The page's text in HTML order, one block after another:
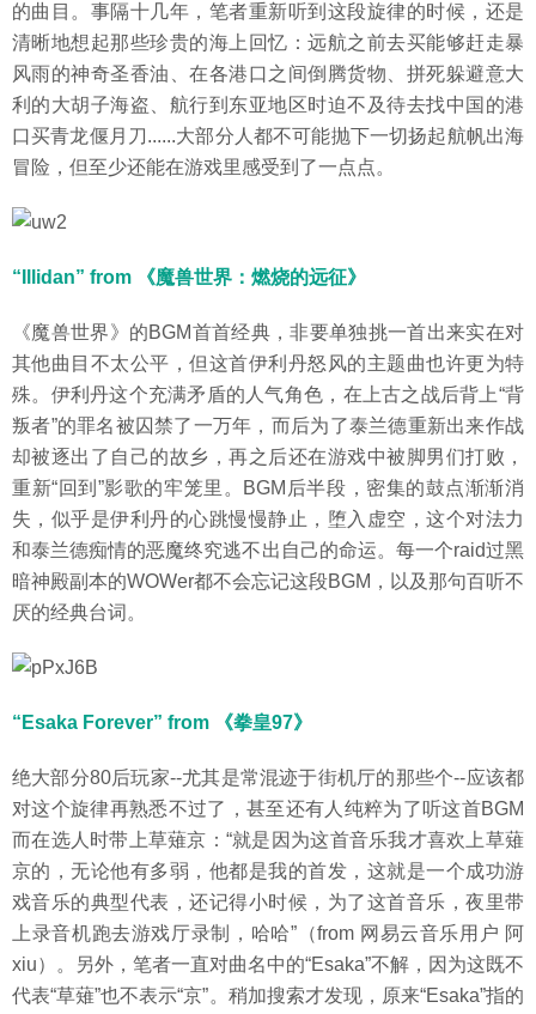
的曲目。事隔十几年，笔者重新听到这段旋律的时候，还是
清晰地想起那些珍贵的海上回忆：远航之前去买能够赶走暴
风雨的神奇圣香油、在各港口之间倒腾货物、拼死躲避意大
利的大胡子海盗、航行到东亚地区时迫不及待去找中国的港
口买青龙偃月刀......大部分人都不可能抛下一切扬起航帆出海
冒险，但至少还能在游戏里感受到了一点点。
“Illidan” from 《魔兽世界：燃烧的远征》
《魔兽世界》的BGM首首经典，非要单独挑一首出来实在对
其他曲目不太公平，但这首伊利丹怒风的主题曲也许更为特
殊。伊利丹这个充满矛盾的人气角色，在上古之战后背上“背
叛者”的罪名被囚禁了一万年，而后为了泰兰德重新出来作战
却被逐出了自己的故乡，再之后还在游戏中被脚男们打败，
重新“回到”影歌的牢笼里。BGM后半段，密集的鼓点渐渐消
失，似乎是伊利丹的心跳慢慢静止，堕入虚空，这个对法力
和泰兰德痴情的恶魔终究逃不出自己的命运。每一个raid过黑
暗神殿副本的WOWer都不会忘记这段BGM，以及那句百听不
厌的经典台词。
“Esaka Forever” from 《拳皇97》
绝大部分80后玩家--尤其是常混迹于街机厅的那些个--应该都
对这个旋律再熟悉不过了，甚至还有人纯粹为了听这首BGM
而在选人时带上草薙京：“就是因为这首音乐我才喜欢上草薙
京的，无论他有多弱，他都是我的首发，这就是一个成功游
戏音乐的典型代表，还记得小时候，为了这首音乐，夜里带
上录音机跑去游戏厅录制，哈哈”（from 网易云音乐用户 阿
xiu）。另外，笔者一直对曲名中的“Esaka”不解，因为这既不
代表“草薙”也不表示“京”。稍加搜索才发现，原来“Esaka”指的